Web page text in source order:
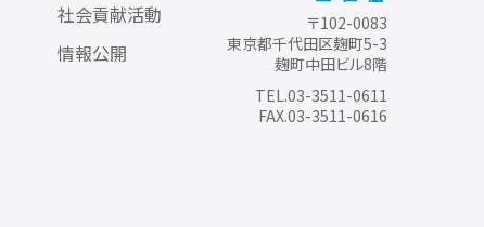
社会貢献活動
情報公開
〒102-0083
東京都千代田区麹町5-3
麹町中田ビル8階
TEL.03-3511-0611
FAX.03-3511-0616